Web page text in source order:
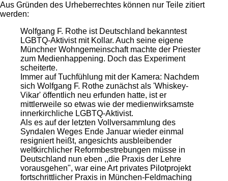
Aus Gründen des Urheberrechtes können nur Teile zitiert
werden:
Wolfgang F. Rothe ist Deutschland bekanntest
LGBTQ-Aktivist mit Kollar. Auch seine eigene
Münchner Wohngemeinschaft machte der Priester
zum Medienhappening. Doch das Experiment
scheiterte.
Immer auf Tuchfühlung mit der Kamera: Nachdem
sich Wolfgang F. Rothe zunächst als 'Whiskey-
Vikar' öffentlich neu erfunden hatte, ist er
mittlerweile so etwas wie der medienwirksamste
innerkirchliche LGBTQ-Aktivist.
Als es auf der letzten Vollversammlung des
Syndalen Weges Ende Januar wieder einmal
resigniert heißt, angesichts ausbleibender
weltkirchlicher Reformbestrebungen müsse in
Deutschland nun eben ,,die Praxis der Lehre
vorausgehen", war eine Art privates Pilotprojekt
fortschrittlicher Praxis in München-Feldmaching